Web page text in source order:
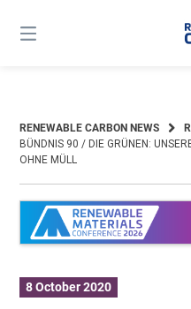
content
RENEWABLE CARBON NEWS
BÜNDNIS 90 / DIE GRÜNEN:
OHNE MÜLL
8 October 2020